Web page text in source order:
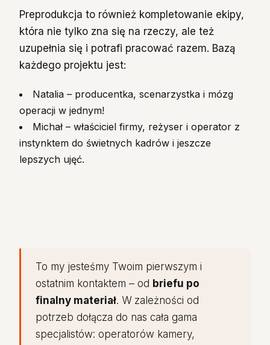
Preprodukcja to również kompletowanie ekipy,
która nie tylko zna się na rzeczy, ale też
uzupełnia się i potrafi pracować razem. Bazą
każdego projektu jest:
Natalia – producentka, scenarzystka i mózg
operacji w jednym!
Michał – właściciel firmy, reżyser i operator z
instynktem do świetnych kadrów i jeszcze
lepszych ujęć.
To my jesteśmy Twoim pierwszym i
ostatnim kontaktem – od briefu po
finalny materiał. W zależności od
potrzeb dołącza do nas cała gama
specjalistów: operatorów kamery,